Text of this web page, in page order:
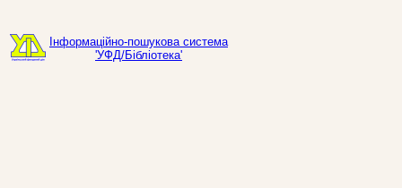
Інформаційно-пошукова система
'УФД/Бібліотека'